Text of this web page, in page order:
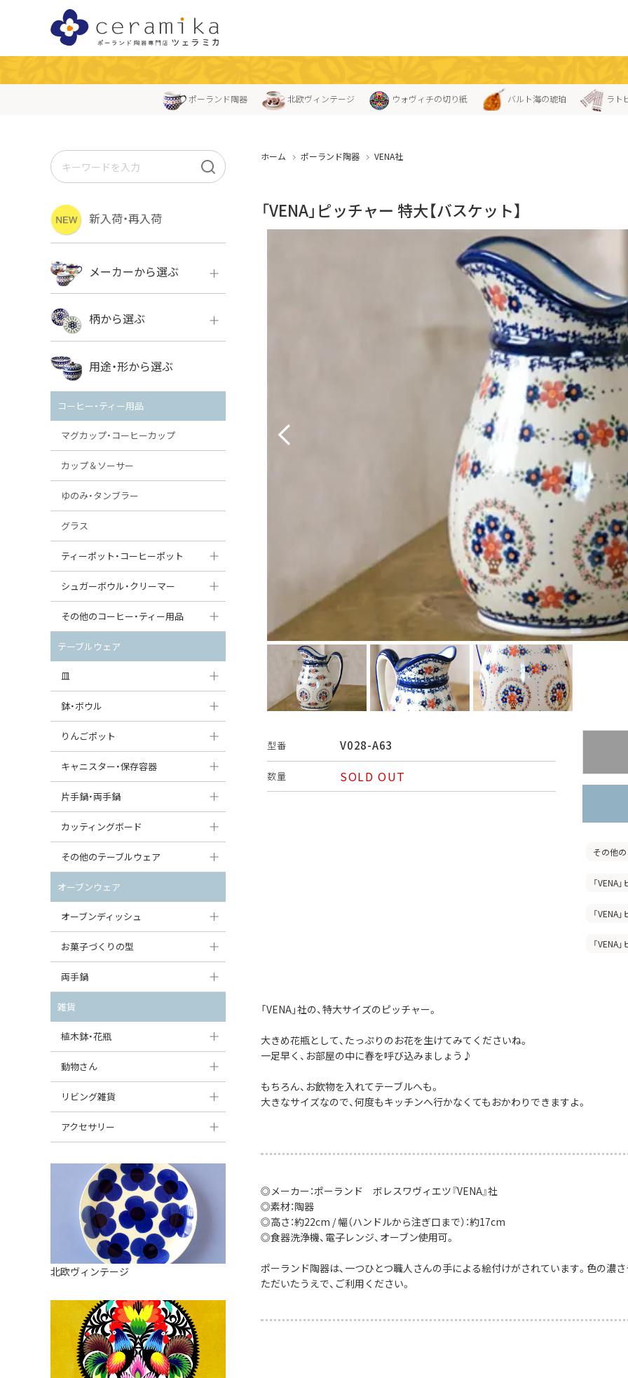
ポーランド陶器 北欧ヴィンテージ ウォヴィチの切り紙 バルト海の琥珀 ラト
ホーム ポーランド陶器 VENA社
「VENA」ピッチャー 特大【バスケット】
型番 V028-A63
数量
SOLD OUT
その他
「VENA
「VENA
「VENA
「VENA」社の、特大サイズのピッチャー。
大きめ花瓶として、たっぷりのお花を生けてみてくださいね。
一足早く、お部屋の中に春を呼び込みましょう♪
もちろん、お飲物を入れてテーブルへも。
大きなサイズなので、何度もキッチンへ行かなくてもおかわりできますよ。
◎メーカー：ポーランド ボレスワヴィエツ『VENA』社
◎素材：陶器
◎高さ：約22cm / 幅（ハンドルから注ぎ口まで）：約17cm
◎食器洗浄機、電子レンジ、オーブン使用可。
ポーランド陶器は、一つひとつ職人さんの手による絵付けがされています。色の濃
ただいたうえで、ご利用ください。
新入荷・再入荷
メーカーから選ぶ
ボレス
VENA
ミレナ
柄から選ぶ
ボレス
用途・形から選ぶ
コーヒー・ティー用品
マグカップ・コーヒーカップ
カップ＆ソーサー
ゆのみ・タンブラー
グラス
ティーポット・コーヒーポット
ティーポット
コーヒーポット
シュガーボウル・クリーマー
シュガーボウル
クリーマー
その他のコーヒー・ティー用品
ポットウォーマー
ピッチャー
コーヒードリッパー
すべて見る
テーブルウェア
皿
大皿（24cm〜）
中皿（18〜24cm）
丸皿
スープ皿
ダルマプレート
たまご型プレート
ハート型プレート
変形プレート
分割ディッシュ
すべて見る
鉢・ボウル
大鉢（21cm〜）
中鉢（16〜21cm）
丸鉢・どんぶり・ボウル
茶碗
オーバルボウル
ハートボウル
葉っぱ型ボウル
りんご型ボウル
いちご型ボウル
星型ボウル
スープカップ
そば猪口・フリーカップ
ココット
薬味入れ
ミキシングボウル
すべて見る
りんごポット
りんごポット
りんごポット小
キャニスター・保存容器
キャニスター
つぼ
ガーリックポット
オニオンキャニスター
ガーリックキャニスター
チーズケース
バターディッシュ
六角形ポット
ボトル
すべて見る
片手鍋・両手鍋
ソースパン（片手鍋）
スープチュリーン
カッティングボード
角型カッティングボード
丸型カッティングボード
すべて見る
その他のテーブルウェア
調味料入れ
グレイヴィーボート
エッグカップ
ケーキスタンド
カトラリー
はしおき・カトラリーレスト
オーブンウェア
オーブンディッシュ
大型（24cm〜）
中型（18〜24cm）
スクエアオーブンディッシュ
オーバルオーブンディッシュ
すべて見る
お菓子づくりの型
パウンド型
マフィン型
すべて見る
両手鍋
チュリーン
キャセロール
すべて見る
雑貨
植木鉢・花瓶
植木鉢
花瓶
動物さん
フィギュア・置物
貯金箱
オーナメント
クリーマー
リビング雑貨
スツール
バス・洗面用品
家具小物
小物入れ
アロマポット
バスケット
装飾用タイル・プレート
ミニチュア
アクセサリー
ペンダントトップ
すべて見る
北欧ヴィンテージ